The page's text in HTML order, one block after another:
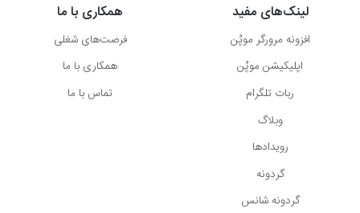
لینک‌های مفید
افزونه مرورگر موپُن
اپلیکیشن موپُن
ربات تلگرام
وبلاگ
رویدادها
گردونه
گردونه شانس
همکاری با ما
فرصت‌های شغلی
همکاری با ما
تماس با ما